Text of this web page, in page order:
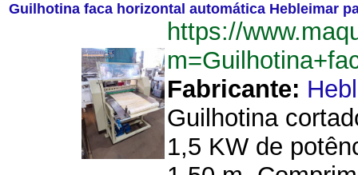
Guilhotina faca horizontal automática Hebleimar
https://
Fabricante:
Guilhotina
1,5 KW de